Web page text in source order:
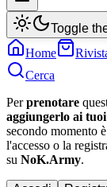
Toggle
Home
Cerca
Perprenotare
aggiungerlo ai
secondo momento
l'accesso o la
su NoK.Army.